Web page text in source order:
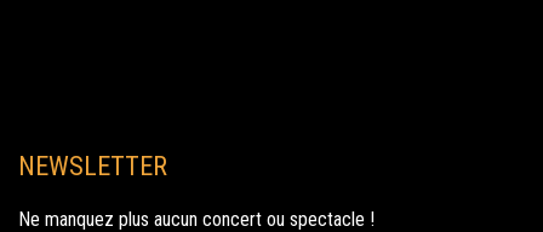
NEWSLETTER
Ne manquez plus aucun concert ou spectacle !